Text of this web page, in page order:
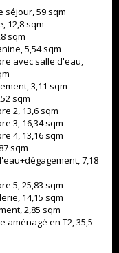
séjour, 59 sqm
12,8 sqm
sqm
5,54 sqm
avec salle d'eau,
3,11 sqm
sqm
2, 13,6 sqm
3, 16,34 sqm
4, 13,16 sqm
sqm
7,18
5, 25,83 sqm
14,15 sqm
2,85 sqm
aménagé en T2, 35,5